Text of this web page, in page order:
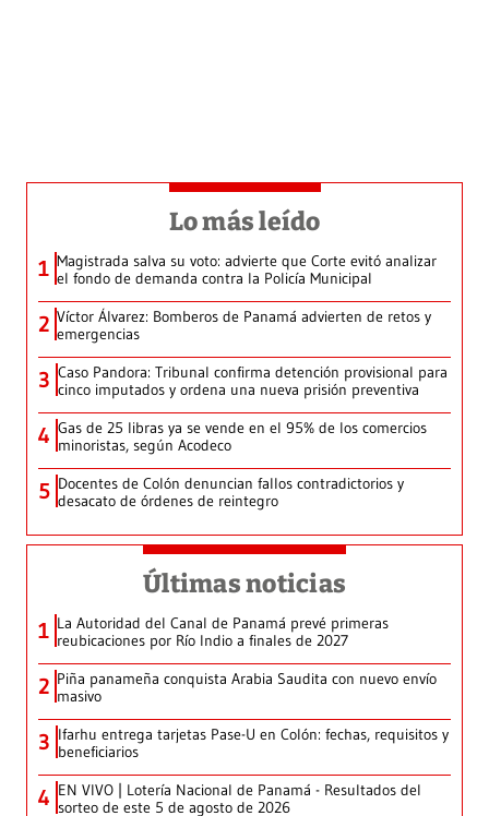
Lo más leído
1 Magistrada salva su voto: advierte que Corte evitó analizar
el fondo de demanda contra la Policía Municipal
2 Víctor Álvarez: Bomberos de Panamá advierten de retos y
emergencias
3 Caso Pandora: Tribunal confirma detención provisional para
cinco imputados y ordena una nueva prisión preventiva
4 Gas de 25 libras ya se vende en el 95% de los comercios
minoristas, según Acodeco
5 Docentes de Colón denuncian fallos contradictorios y
desacato de órdenes de reintegro
Últimas noticias
1 La Autoridad del Canal de Panamá prevé primeras
reubicaciones por Río Indio a finales de 2027
2 Piña panameña conquista Arabia Saudita con nuevo envío
masivo
3 Ifarhu entrega tarjetas Pase-U en Colón: fechas, requisitos y
beneficiarios
4 EN VIVO | Lotería Nacional de Panamá - Resultados del
sorteo de este 5 de agosto de 2026